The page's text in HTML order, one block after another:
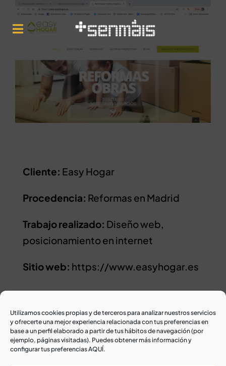
Utilizamos cookies propias y de terceros para analizar nuestros servicios
y ofrecerte una mejor experiencia relacionada con tus preferencias en
base a un perfil elaborado a partir de tus hábitos de navegación (por
ejemplo, páginas visitadas). Puedes obtener más información y
configurar tus preferencias AQUÍ.
Saltar
Toggle
Navigation
Servicios
Cliente: Easy Hogar
Procedencia: Reformas en Madrid
Trabajo realizado: Diseño web,
posicionamiento en internet
Sitio web: https://www.easyhogar.es